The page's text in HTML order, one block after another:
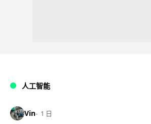
人工智能
Vin 1 日